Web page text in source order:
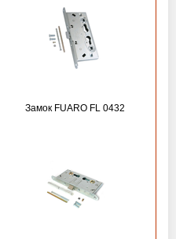
Замок FUARO FL 0432